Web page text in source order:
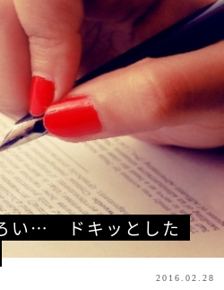
い…　ドキッとした
2016.02.28